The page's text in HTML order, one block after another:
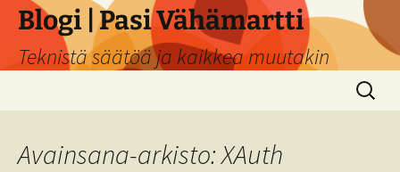
Siirry
sisältöön
Blogi | Pasi Vähämartti
Teknistä säätöä ja kaikkea muutakin
Haku:
Avainsana-arkisto: XAuth